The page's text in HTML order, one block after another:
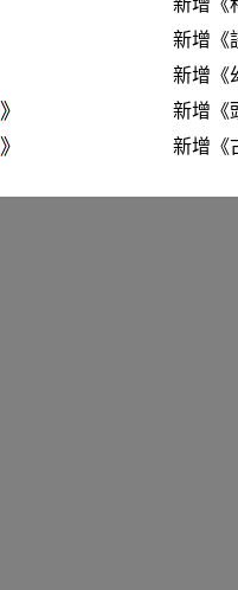
新增《
新增《
新增《
》
新增《
》 新增《